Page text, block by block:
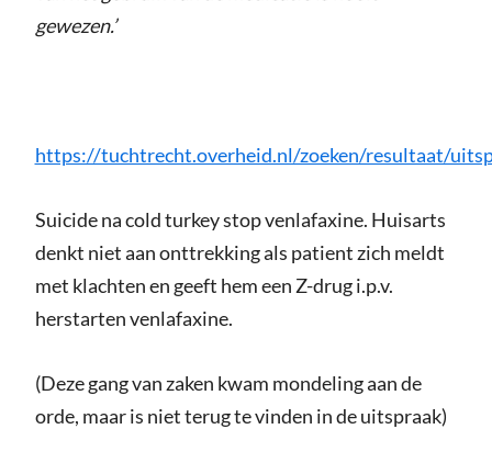
gewezen.’
https://tuchtrecht.overheid.nl/zoeken/resultaat/
Suicide na cold turkey stop venlafaxine. Huisarts
denkt niet aan onttrekking als patient zich meldt
met klachten en geeft hem een Z-drug i.p.v.
herstarten venlafaxine.
(Deze gang van zaken kwam mondeling aan de
orde, maar is niet terug te vinden in de uitspraak)